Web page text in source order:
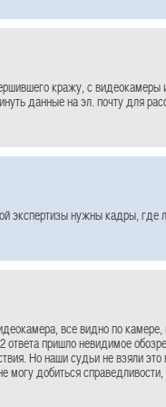
кражу, с
данные на эл. почту для
экспертизы нужны кадры, где
все видно по камере,
пришло невидимое
Но наши судьи не взяли
добиться